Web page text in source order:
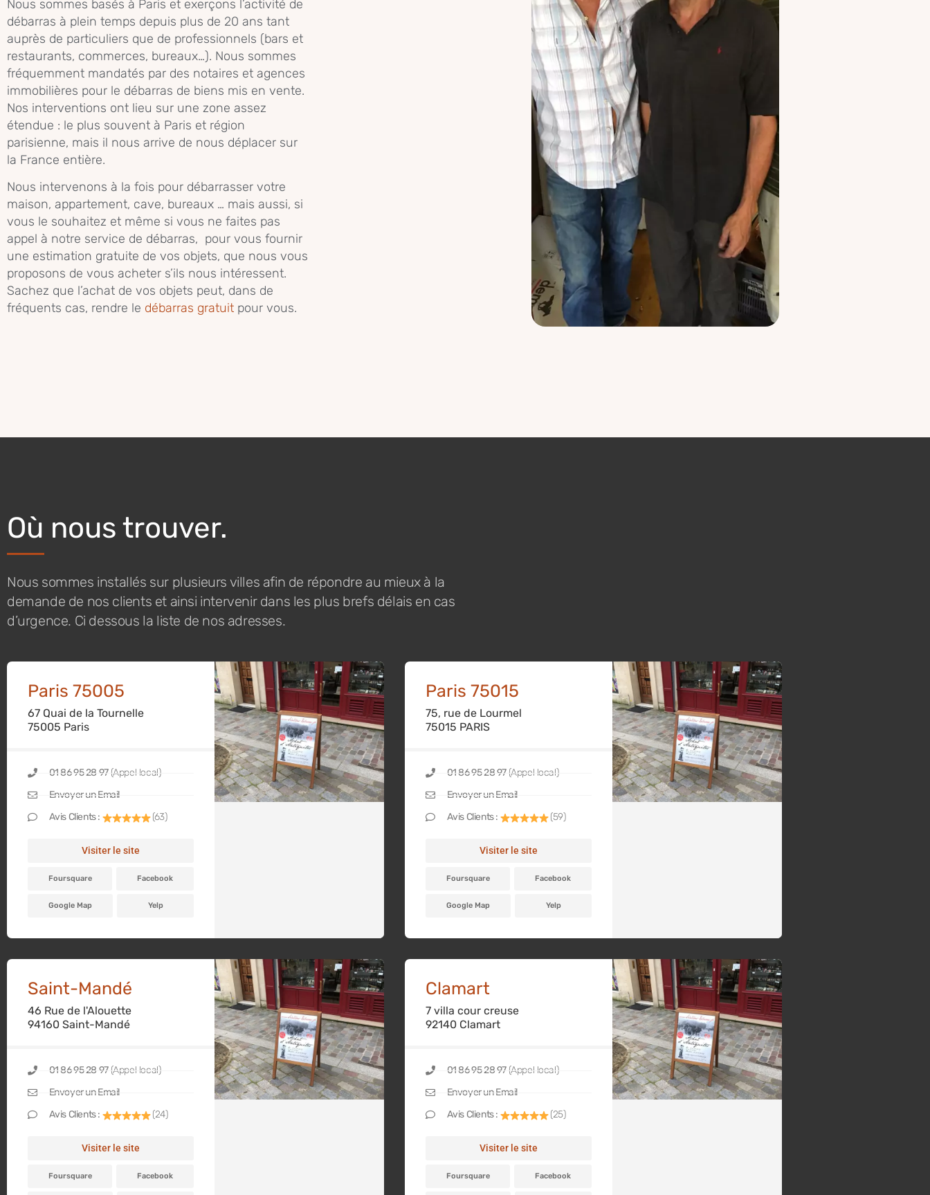
Nous sommes basés à Paris et exerçons l’activité de
débarras à plein temps depuis plus de 20 ans tant
auprès de particuliers que de professionnels (bars et
restaurants, commerces, bureaux…). Nous sommes
fréquemment mandatés par des notaires et agences
immobilières pour le débarras de biens mis en vente.
Nos interventions ont lieu sur une zone assez
étendue : le plus souvent à Paris et région
parisienne, mais il nous arrive de nous déplacer sur
la France entière.
Nous intervenons à la fois pour débarrasser votre
maison, appartement, cave, bureaux … mais aussi, si
vous le souhaitez et même si vous ne faites pas
appel à notre service de débarras, pour vous fournir
une estimation gratuite de vos objets, que nous vous
proposons de vous acheter s’ils nous intéressent.
Sachez que l’achat de vos objets peut, dans de
fréquents cas, rendre le débarras gratuit pour vous.
Où nous trouver.
Nous sommes installés sur plusieurs villes afin de répondre au mieux à la
demande de nos clients et ainsi intervenir dans les plus brefs délais en cas
d’urgence. Ci dessous la liste de nos adresses.
Paris 75005
67 Quai de la Tournelle
75005 Paris
01 86 95 28 97 (Appel local)
Envoyer un Email
Avis Clients :
(63)
Visiter le site
Foursquare Facebook
Google Map Yelp
Paris 75015
75, rue de Lourmel
75015 PARIS
01 86 95 28 97 (Appel local)
Envoyer un Email
Avis Clients :
(59)
Visiter le site
Foursquare Facebook
Google Map Yelp
Saint-Mandé
46 Rue de l'Alouette
94160 Saint-Mandé
01 86 95 28 97 (Appel local)
Envoyer un Email
Avis Clients :
(24)
Visiter le site
Foursquare Facebook
Clamart
7 villa cour creuse
92140 Clamart
01 86 95 28 97 (Appel local)
Envoyer un Email
Avis Clients :
(25)
Visiter le site
Foursquare Facebook